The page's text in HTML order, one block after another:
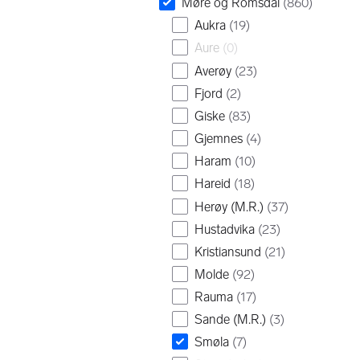
Aukra (19)
Aure (0)
Averøy (23)
Fjord (2)
Giske (83)
Gjemnes (4)
Haram (10)
Hareid (18)
Herøy (M.R.) (37)
Hustadvika (23)
Kristiansund (21)
Molde (92)
Rauma (17)
Sande (M.R.) (3)
Smøla (7)